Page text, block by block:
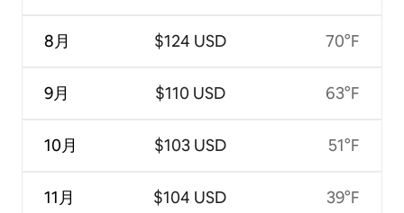
8月
9月
10月
11月
$124 USD
$110 USD
$103 USD
$104 USD
70°F
63°F
51°F
39°F